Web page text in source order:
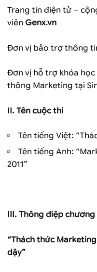
Trang tin điện tử –
viên Genx.vn
Đơn vị bảo trợ thông
Đơn vị hỗ trợ khóa học
thông Marketing tại
II. Tên cuộc thi
Tên tiếng Việt:
Tên tiếng Anh:
2011”
III. Thông điệp
“Thách thức
dậy”